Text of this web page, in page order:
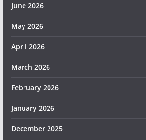
June 2026
May 2026
April 2026
March 2026
February 2026
January 2026
December 2025